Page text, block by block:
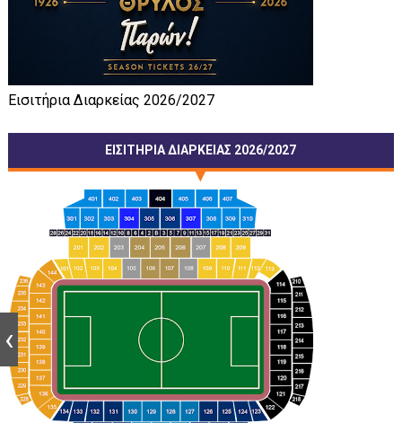
Εισιτήρια Διαρκείας 2026/2027
ΕΙΣΙΤΗΡΙΑ ΔΙΑΡΚΕΙΑΣ 2026/2027